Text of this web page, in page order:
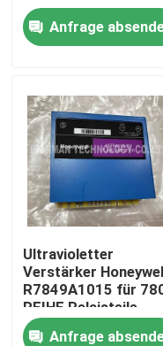
Nach Hause
Über uns
Kontakte
Produkte
Plc-Steuereinheit
analoger Modul-I O
Anfrage
Ultravioletter
Verstärker
R7849A1015 für
REIHE Relaisteile
Anfrage